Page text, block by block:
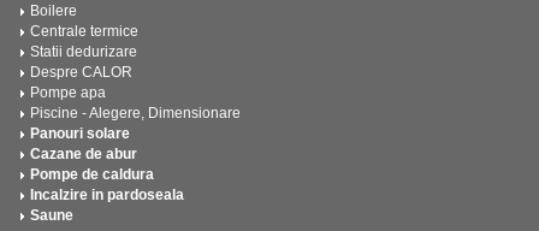
Boilere
Centrale termice
Statii dedurizare
Despre CALOR
Pompe apa
Piscine - Alegere, Dimensionare
Panouri solare
Cazane de abur
Pompe de caldura
Incalzire in pardoseala
Saune